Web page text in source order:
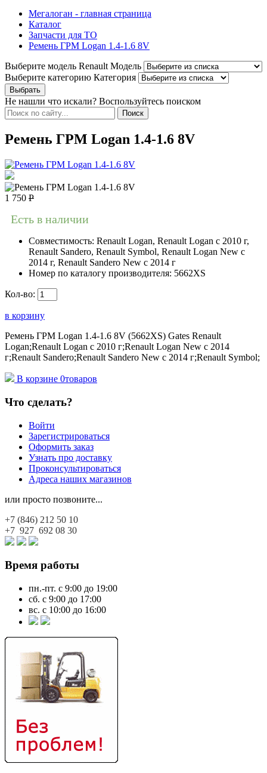
Мегалоган - главная страница
Каталог
Запчасти для ТО
Ремень ГРМ Logan 1.4-1.6 8V
Выберите модель Renault Модель
Выберите категорию Категория
Не нашли что искали? Воспользуйтесь поиском
Ремень ГРМ Logan 1.4-1.6 8V
1 750 Р
Есть в наличии
Совместимость: Renault Logan, Renault Logan c 2010 г,
Renault Sandero, Renault Symbol, Renault Logan New с
2014 г, Renault Sandero New с 2014 г
Номер по каталогу производителя: 5662XS
Кол-во:
в корзину
Ремень ГРМ Logan 1.4-1.6 8V (5662XS) Gates Renault
Logan;Renault Logan c 2010 г;Renault Logan New с 2014
г;Renault Sandero;Renault Sandero New с 2014 г;Renault Symbol;
В корзине 0товаров
Что сделать?
Войти
Зарегистрироваться
Оформить заказ
Узнать про доставку
Проконсультироваться
Адреса наших магазинов
или просто позвоните...
+7 (846) 212 50 10
+7 927 692 08 30
Время работы
пн.-пт. с 9:00 до 19:00
сб. с 9:00 до 17:00
вс. с 10:00 до 16:00